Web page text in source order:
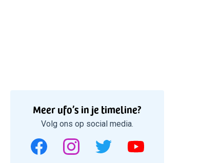
Meer ufo’s in je timeline?
Volg ons op social media.